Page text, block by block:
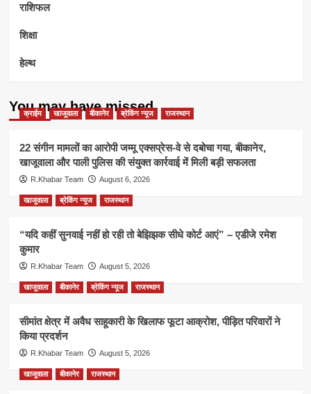
राशिफल
शिक्षा
हेल्थ
You may have missed
क्राईम खाजूवाला बीकानेर ब्रेकिंग न्यूज राजस्थान
22 संगीन मामलों का आरोपी जम्मू एक्सप्रेस-वे से दबोचा गया, बीकानेर,
खाजूवाला और पाली पुलिस की संयुक्त कार्रवाई में मिली बड़ी सफलता
R.Khabar Team August 6, 2026
खाजूवाला ब्रेकिंग न्यूज राजस्थान
“यदि कहीं सुनवाई नहीं हो रही तो बेझिझक सीधे कोर्ट आएं” – एडीजे रमेश
कुमार
R.Khabar Team August 5, 2026
खाजूवाला बीकानेर ब्रेकिंग न्यूज राजस्थान
सीमांत क्षेत्र में अवैध साहूकारी के खिलाफ फूटा आक्रोश, पीड़ित परिवारों ने
किया प्रदर्शन
R.Khabar Team August 5, 2026
खाजूवाला बीकानेर राजस्थान